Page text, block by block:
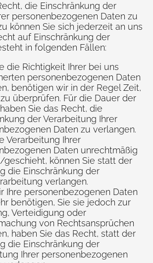
die Einschränkung der
personenbezogenen Daten zu
können Sie sich jederzeit an uns
auf Einschränkung der
in folgenden Fällen:
die Richtigkeit Ihrer bei uns
personenbezogenen Daten
benötigen wir in der Regel Zeit,
überprüfen. Für die Dauer der
Sie das Recht, die
der Verarbeitung Ihrer
Daten zu verlangen.
Verarbeitung Ihrer
Daten unrechtmäßig
geschieht, können Sie statt der
die Einschränkung der
verlangen.
Ihre personenbezogenen Daten
benötigen, Sie sie jedoch zur
Verteidigung oder
von Rechtsansprüchen
haben Sie das Recht, statt der
die Einschränkung der
Ihrer personenbezogenen